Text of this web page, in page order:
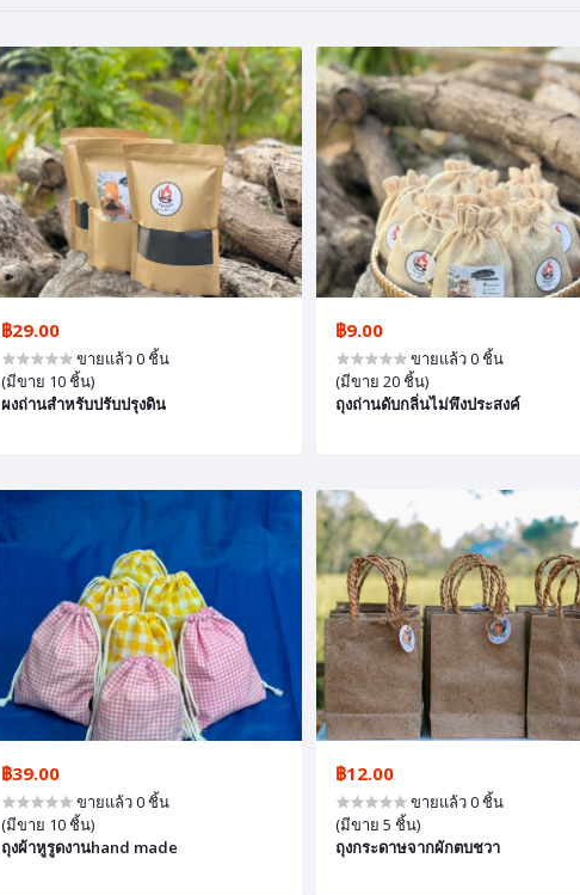
฿29.00
ขายแล้ว 0 ชิ้น
(มีขาย 10 ชิ้น)
ผงถ่านสำหรับปรับปรุงดิน
฿9.00
ขายแล้ว 0 ชิ้น
(มีขาย 20 ชิ้น)
ถุงถ่านดับกลิ่นไม่พึงประสงค์
฿39.00
ขายแล้ว 0 ชิ้น
(มีขาย 10 ชิ้น)
ถุงผ้าหูรูดงานhand made
฿12.00
ขายแล้ว 0 ชิ้น
(มีขาย 5 ชิ้น)
ถุงกระดาษจากผักตบชวา